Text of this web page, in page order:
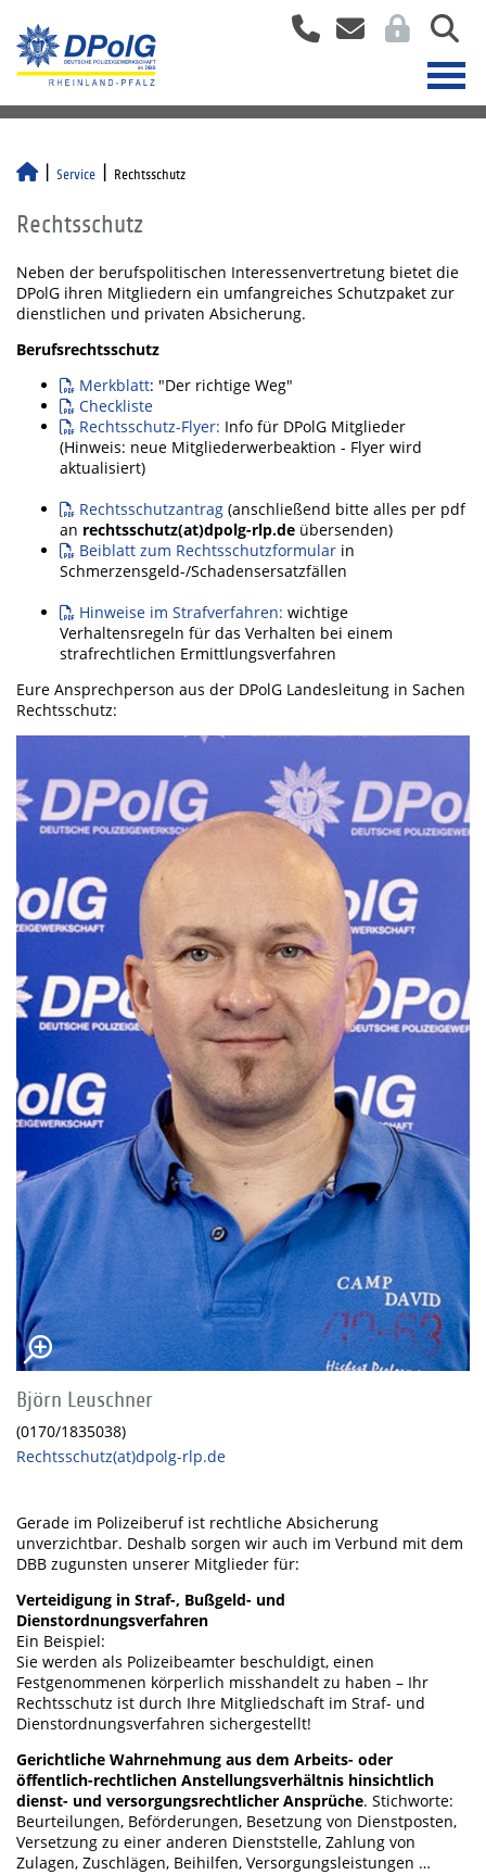
Service Rechtsschutz
Rechtsschutz
Neben der berufspolitischen Interessenvertretung bietet die
DPolG ihren Mitgliedern ein umfangreiches Schutzpaket zur
dienstlichen und privaten Absicherung.
Berufsrechtsschutz
Merkblatt: "Der richtige Weg"
Checkliste
Rechtsschutz-Flyer: Info für DPolG Mitglieder
(Hinweis: neue Mitgliederwerbeaktion - Flyer wird
aktualisiert)
Rechtsschutzantrag (anschließend bitte alles per pdf
an rechtsschutz(at)dpolg-rlp.de übersenden)
Beiblatt zum Rechtsschutzformular in
Schmerzensgeld-/Schadensersatzfällen
Hinweise im Strafverfahren: wichtige
Verhaltensregeln für das Verhalten bei einem
strafrechtlichen Ermittlungsverfahren
Eure Ansprechperson aus der DPolG Landesleitung in Sachen
Rechtsschutz:
Björn Leuschner
(0170/1835038)
Rechtsschutz(at)dpolg-rlp.de
Gerade im Polizeiberuf ist rechtliche Absicherung
unverzichtbar. Deshalb sorgen wir auch im Verbund mit dem
DBB zugunsten unserer Mitglieder für:
Verteidigung in Straf-, Bußgeld- und
Dienstordnungsverfahren
Ein Beispiel:
Sie werden als Polizeibeamter beschuldigt, einen
Festgenommenen körperlich misshandelt zu haben – Ihr
Rechtsschutz ist durch Ihre Mitgliedschaft im Straf- und
Dienstordnungsverfahren sichergestellt!
Gerichtliche Wahrnehmung aus dem Arbeits- oder
öffentlich-rechtlichen Anstellungsverhältnis hinsichtlich
dienst- und versorgungsrechtlicher Ansprüche. Stichworte:
Beurteilungen, Beförderungen, Besetzung von Dienstposten,
Versetzung zu einer anderen Dienststelle, Zahlung von
Zulagen, Zuschlägen, Beihilfen, Versorgungsleistungen …